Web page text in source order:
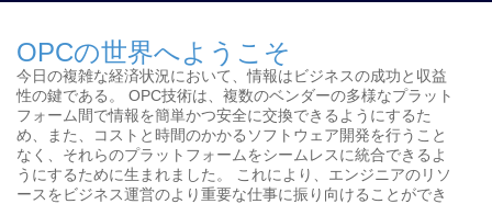
OPCの世界へようこそ
今日の複雑な経済状況において、情報はビジネスの成功と収益
性の鍵である。 OPC技術は、複数のベンダーの多様なプラット
フォーム間で情報を簡単かつ安全に交換できるようにするた
め、また、コストと時間のかかるソフトウェア開発を行うこと
なく、それらのプラットフォームをシームレスに統合できるよ
うにするために生まれました。 これにより、エンジニアのリソ
ースをビジネス運営のより重要な仕事に振り向けることができ